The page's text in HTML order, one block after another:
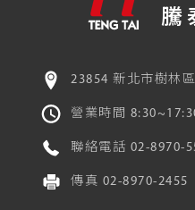
騰
23854 新北市樹林
營業時間
聯絡電話 02-8970-
傳真 02-8970-2455